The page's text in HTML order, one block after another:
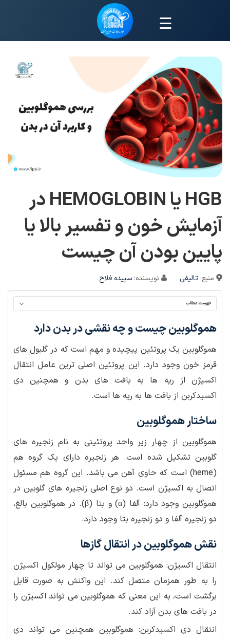
☰
HGB یا HEMOGLOBIN در
آزمایش خون و تفسیر بالا یا
پایین بودن آن چیست
منبع: تالیفی نویسنده: سپیده فلاح
فهرست مطالب
هموگلوبین چیست و چه نقشی در بدن دارد
هموگلوبین یک پروتئین پیچیده و مهم است که در گلبول های
قرمز خون وجود دارد. این پروتئین اصلی ترین عامل انتقال
اکسیژن از ریه ها به بافت های بدن و همچنین دی
اکسیدکربن از بافت ها به ریه ها است.
ساختار هموگلوبین
هموگلوبین از چهار زیر واحد پروتئینی به نام زنجیره های
گلوبین تشکیل شده است. هر زنجیره دارای یک گروه هم
(heme) است که حاوی آهن می باشد. این گروه هم مسئول
اتصال به اکسیژن است. دو نوع اصلی زنجیره های گلوبین در
هموگلوبین وجود دارد: آلفا (α) و بتا (β). در هموگلوبین بالغ،
دو زنجیره آلفا و دو زنجیره بتا وجود دارد.
نقش هموگلوبین در انتقال گازها
انتقال اکسیژن: هموگلوبین می تواند تا چهار مولکول اکسیژن
را به طور همزمان متصل کند. این واکنش به صورت قابل
برگشت است، به این معنی که هموگلوبین می تواند اکسیژن را
در بافت های بدن آزاد کند.
انتقال دی اکسیدکربن: هموگلوبین همچنین می تواند دی